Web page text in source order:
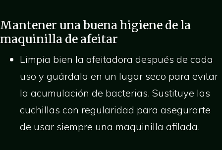
Mantener una buena higiene de la
maquinilla de afeitar
Limpia bien la afeitadora después de cada
uso y guárdala en un lugar seco para evitar
la acumulación de bacterias. Sustituye las
cuchillas con regularidad para asegurarte
de usar siempre una maquinilla afilada.